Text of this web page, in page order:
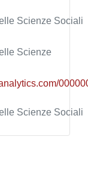
Scienze Sociali
Scienze
Scienze Sociali